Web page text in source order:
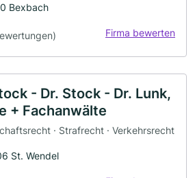
Bexbach
Firma bewerten
- Dr. Stock - Dr. Lunk,
+ Fachanwälte
· Strafrecht · Verkehrsrecht
St. Wendel